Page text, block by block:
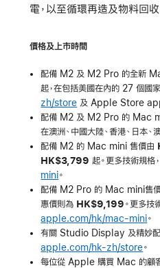
電，以至循環再造及物料回
價格及上市時間
配備 M2 及 M2 Pro 的全新
起，在包括美國在內的 27 個國
zh/store 及 Apple Store app
配備 M2 及 M2 Pro 的 Mac
在澳洲 、 中國大陸、香港、 日本、
配備 M2 的 Mac mini 售價由
HK$3,799 起。更多技術規格
mini。
配備 M2 Pro 的 Mac mini售
惠價則為 HK$9,199 。更多技
apple.com/hk/mac-mini。
有關 Studio Display 及精妙配
apple.com/hk-zh/store。
每位從 Apple 購買 Mac 的顧客